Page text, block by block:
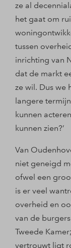
ze al
het gaat om
tussen
inrichting van
dat de markt
ze wil. Dus we
langere
kunnen
kunnen zien?’
Van
niet geneigd
ofwel een
is er veel
overheid en
van de
Tweede
vertrouwt ligt